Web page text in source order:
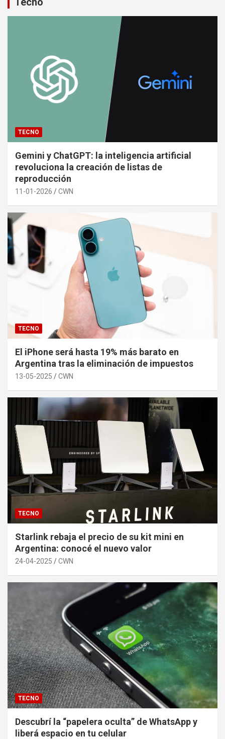
TECNO
Gemini y ChatGPT: la inteligencia artificial
revoluciona la creación de listas de
reproducción
11-01-2026 CWN
TECNO
El iPhone será hasta 19% más barato en
Argentina tras la eliminación de impuestos
13-05-2025 CWN
TECNO
Starlink rebaja el precio de su kit mini en
Argentina: conocé el nuevo valor
24-04-2025 CWN
TECNO
Descubrí la “papelera oculta” de WhatsApp y
liberá espacio en tu celular